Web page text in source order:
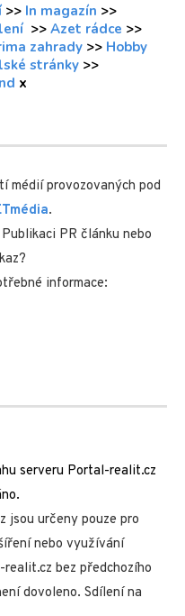
>> In magazín >>
>> Azet rádce >>
zahrady >> Hobby
stránky >>
x
médií provozovaných pod
.
PR článku nebo
informace:
serveru Portal-realit.cz
určeny pouze pro
nebo využívání
bez předchozího
dovoleno. Sdílení na